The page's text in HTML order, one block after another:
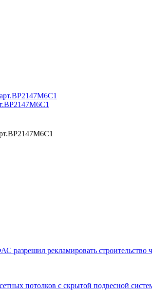
разрешил рекламировать строительство
потолков с скрытой подвесной